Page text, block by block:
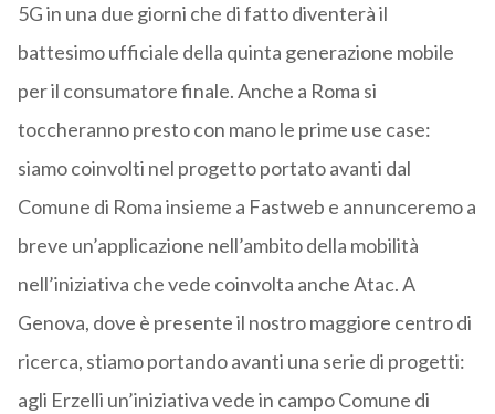
5G in una due giorni che di fatto diventerà il
battesimo ufficiale della quinta generazione mobile
per il consumatore finale. Anche a Roma si
toccheranno presto con mano le prime use case:
siamo coinvolti nel progetto portato avanti dal
Comune di Roma insieme a Fastweb e annunceremo a
breve un’applicazione nell’ambito della mobilità
nell’iniziativa che vede coinvolta anche Atac. A
Genova, dove è presente il nostro maggiore centro di
ricerca, stiamo portando avanti una serie di progetti:
agli Erzelli un’iniziativa vede in campo Comune di